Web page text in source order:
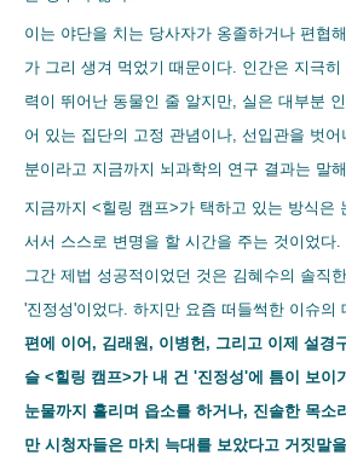
이는 야단을 치는 당사자가 옹졸하거나 편협
가 그리 생겨 먹었기 때문이다. 인간은 지극
력이 뛰어난 동물인 줄 알지만, 실은 대부분
어 있는 집단의 고정 관념이나, 선입관을 벗
분이라고 지금까지 뇌과학의 연구 결과는 말
지금까지 <힐링 캠프>가 택하고 있는 방식은
서서 스스로 변명을 할 시간을 주는 것이었다
그간 제법 성공적이었던 것은 김혜수의 솔직
'진정성'이었다. 하지만 요즘 떠들썩한 이슈의
편에 이어, 김래원, 이병헌, 그리고 이제 설경
슬 <힐링 캠프>가 내 건 '진정성'에 틈이 보이
눈물까지 흘리며 읍소를 하거나, 진솔한 목소
만 시청자들은 마치 늑대를 보았다고 거짓말